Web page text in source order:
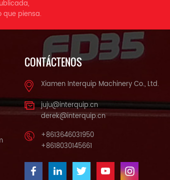
que piensa.
CONTÁCTENOS
Xiamen Interquip Machinery Co., Ltd.
juju@interquip.cn
derek@interquip.cn
+8613646031950
+8618030145661